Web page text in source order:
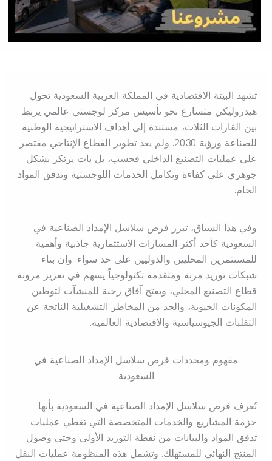
تشهد البيئة الاقتصادية في المملكة العربية السعودية تحول
هيدروليكي متسارع نحو تأسيس مركز لوجستي عالمي يربط
بين القارات الثلاث، مستندة إلى أهداف الاستراتيجية الوطنية
للصناعة ورؤية 2030. ولم يعد تطوير القطاع الإنتاجي مقتصر
على عمليات التصنيع الداخلي فحسب، بل بات يرتكز بشكل
جوهري على كفاءة وتكامل الخدمات اللوجستية وتدفق المواد
الخام.
وفي هذا السياق، تبرز فرص سلاسل الإمداد الصناعية في
السعودية كأحد أكثر المسارات الاستثمارية جاذبية وأهمية
للمستثمرين المحليين والدوليين على حد سواء. وإن بناء
شبكات توريد مرنة ومتقدمة تكنولوجياً يسهم في تعزيز مرونة
قطاع التصنيع المحلي، ويفتح آفاق رحبة للمنشآت لتوطين
المكونات الحيوية، والحد من المخاطر التشغيلية الناتجة عن
التقلبات الجيوسياسية والاقتصادية العالمية.
مفهوم ومحددات فرص سلاسل الإمداد الصناعية في
السعودية
تُعرف فرص سلاسل الإمداد الصناعية في السعودية بأنها
حزمة المشاريع والخدمات المتخصصة التي تغطي عمليات
تدفق المواد والبيانات من نقطة التوريد الأولى وحتى وصول
المنتج النهائي للمستهلك. وتشمل هذه المنظومة عمليات النقل